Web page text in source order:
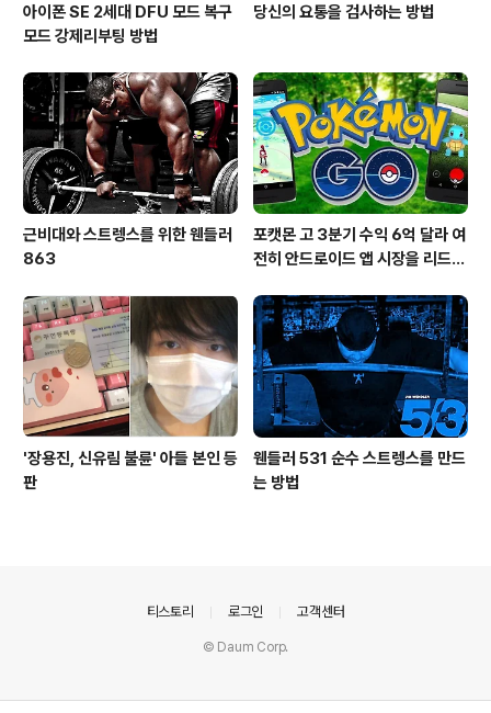
아이폰 SE 2세대 DFU 모드 복구
모드 강제리부팅 방법
당신의 요통을 검사하는 방법
근비대와 스트렝스를 위한 웬들러
863
포캣몬 고 3분기 수익 6억 달라 여
전히 안드로이드 앱 시장을 리드
'장용진, 신유림 불륜' 아들 본인 등
판
웬들러 531 순수 스트렝스를 만드
는 방법
티스토리 로그인 고객센터
© Daum Corp.